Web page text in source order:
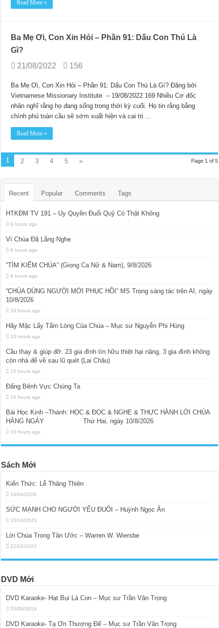
Read More »
Ba Mẹ Ơi, Con Xin Hỏi – Phần 91: Dấu Con Thú Là
Gì?
21/08/2022
156
Ba Mẹ Ơi, Con Xin Hỏi – Phần 91: Dấu Con Thú Là Gì? Đăng bởi
Vietnamese Missionary Institute – 19/08/2022 169 Nhiều Cơ đốc
nhân nghĩ rằng họ đang sống trong thời kỳ cuối. Họ tin rằng bằng
chính phủ toàn cầu sẽ sớm xuất hiện và cai trị …
Read More »
Page 1 of 5
1 2 3 4 5 »
Recent Popular Comments Tags
HTKĐM TV 191 – Uy Quyền Đuổi Quỷ Có Thật Không
9 hours ago
Vì Chúa Đã Lắng Nghe
9 hours ago
“TÌM KIẾM CHÚA” (Giọng Ca Nữ & Nam), 9/8/2026
9 hours ago
“CHÚA DÙNG NGƯỜI MỚI PHỤC HỒI” MS Trọng sáng tác trên AI, ngày
10/8/2026
10 hours ago
Hãy Mặc Lấy Tấm Lòng Của Chúa – Mục sư Nguyễn Phi Hùng
10 hours ago
Cầu thay & giúp đỡ: 23 gia đình tín hữu thiệt hại nặng, 3 gia đình không
còn nhà để về sau lũ quét (Lai Châu)
10 hours ago
Đấng Bênh Vực Chúng Ta
10 hours ago
Bài Học Kinh –Thánh: HỌC & ĐỌC & NGHE & THỰC HÀNH LỜI CHÚA
HẰNG NGÀY Thứ Hai, ngày 10/8/2026
10 hours ago
Sách Mới
Kiến Thức: Lễ Thăng Thiên
16/04/2026
SỨC MẠNH CHO NGƯỜI YẾU ĐUỐI – Huỳnh Ngọc Ẩn
15/10/2023
Lời Chúa Trong Tân Ước – Warren W. Wiersbe
22/02/2022
DVD Mới
DVD Karaoke- Hạt Bụi Là Con – Mục sư Trần Văn Trọng
20/08/2018
DVD Karaoke- Tạ Ơn Thượng Đế – Mục sư Trần Văn Trọng